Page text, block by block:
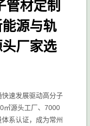
管材定制
源与轨
厂家选
速发展驱动高分子
㎡源头工厂、7000
系认证，成为常州